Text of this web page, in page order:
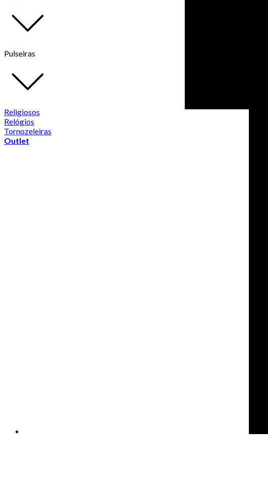
Pulseiras
Religiosos
Relógios
Tornozeleiras
Outlet